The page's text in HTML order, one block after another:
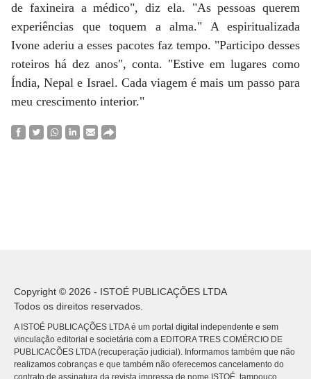
de faxineira a médico", diz ela. "As pessoas querem
experiências que toquem a alma." A espiritualizada
Ivone aderiu a esses pacotes faz tempo. "Participo desses
roteiros há dez anos", conta. "Estive em lugares como
Índia, Nepal e Israel. Cada viagem é mais um passo para
meu crescimento interior."
Copyright © 2026 - ISTOÉ PUBLICAÇÕES LTDA
Todos os direitos reservados.
A ISTOÉ PUBLICAÇÕES LTDA é um portal digital independente e sem
vinculação editorial e societária com a EDITORA TRES COMÉRCIO DE
PUBLICACÕES LTDA (recuperação judicial). Informamos também que não
realizamos cobranças e que também não oferecemos cancelamento do
contrato de assinatura da revista impressa de nome ISTOÉ, tampouco